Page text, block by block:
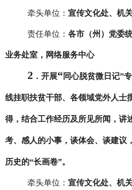
牵头单位： 宣传文化处、机
责任单位： 各市（州）党委
业务处室，网络服务中心
2 ． 开展“同心脱贫微日记”
线挂职扶贫干部、各领域党外人士
得，结合工作经历及所见所闻，讲
考、感人的小事，谈体会、谈建议
历史的“长画卷”。
牵头单位： 宣传文化处、机